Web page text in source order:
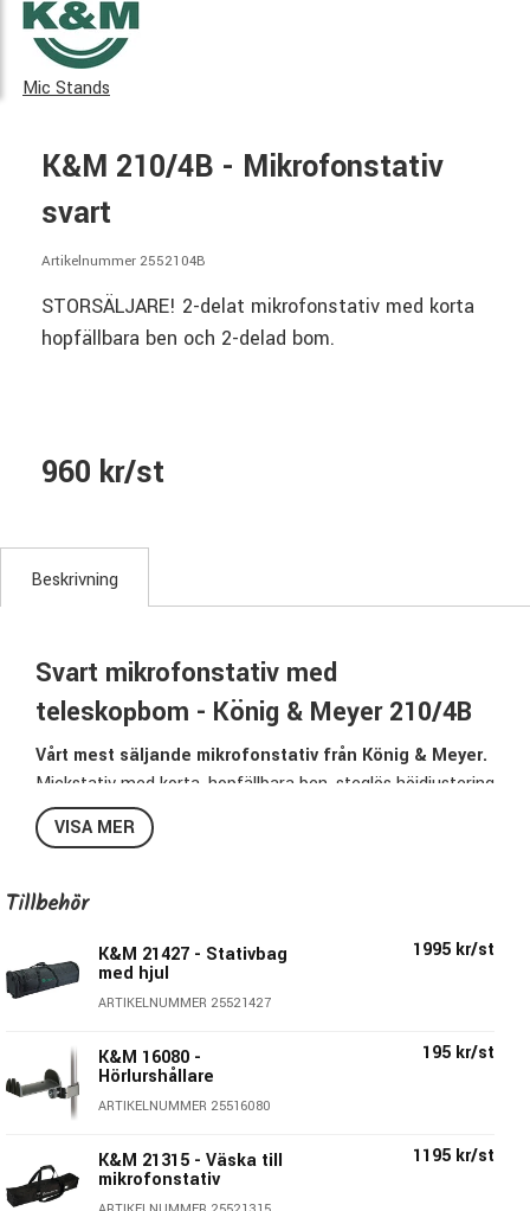
Mic Stands
K&M 210/4B - Mikrofonstativ
svart
Artikelnummer 2552104B
STORSÄLJARE! 2-delat mikrofonstativ med korta
hopfällbara ben och 2-delad bom.
960 kr/st
Beskrivning
Svart mikrofonstativ med
teleskopbom - König & Meyer 210/4B
Vårt mest säljande mikrofonstativ från König & Meyer.
Mickstativ med korta, hopfällbara ben, steglös höjdjustering
och tvådelad bom.
Populärt stativ till sångmikrofonen då dom korta benen gör
enkelt att hitta en bra mickplacering oavsett om du bara
Specifikationer 210/4B:
Höjd: 900 - 1605mm
Bomlängd: 435 - 745mm
Benlängd: 245mm
Storsäljare
KM's artikelnr: 21040-300-55
VISA MER
Tillbehör
K&M 21427 - Stativbag
med hjul
ARTIKELNUMMER 25521427
1995 kr/st
K&M 16080 -
Hörlurshållare
ARTIKELNUMMER 25516080
195 kr/st
K&M 21315 - Väska till
mikrofonstativ
1195 kr/st